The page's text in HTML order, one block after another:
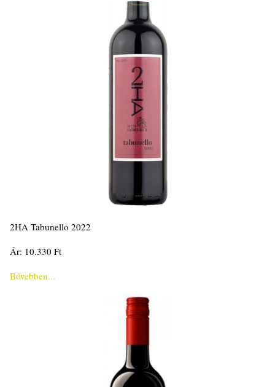
2HA Tabunello 2022
Ár: 10.330 Ft
Bővebben...